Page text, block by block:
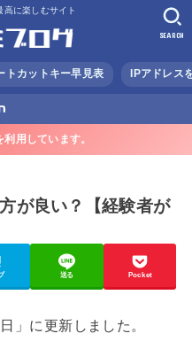
に楽しむサイト
トカットキー早見表 IPアドレス
SEARCH
用しています。
が良い？【経験者が
送る Pocket
」に更新しました。